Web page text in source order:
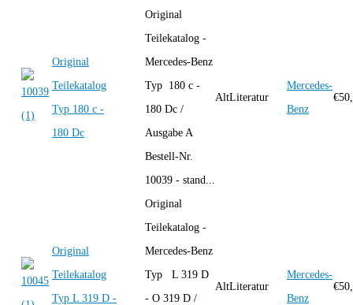
Original
Teilekatalog
Typ 180 c -
180 Dc
Original
Teilekatalog -
Mercedes-Benz
Typ 180 c -
180 Dc /
Ausgabe A
Bestell-Nr.
10039 - stand...
AltLiteratur
Mercedes-
Benz
€
Original
Teilekatalog
Typ L 319 D -
Original
Teilekatalog -
Mercedes-Benz
Typ L 319 D
- O 319 D /
AltLiteratur
Mercedes-
Benz
€